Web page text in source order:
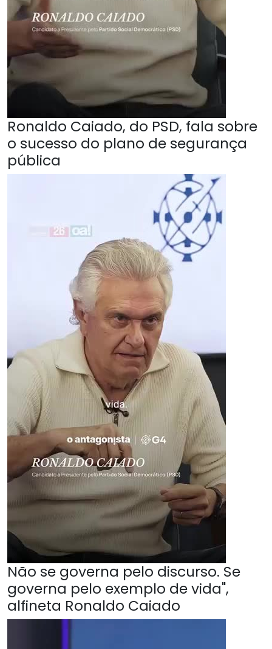
Ronaldo Caiado, do PSD, fala sobre
o sucesso do plano de segurança
pública
Não se governa pelo discurso. Se
governa pelo exemplo de vida",
alfineta Ronaldo Caiado